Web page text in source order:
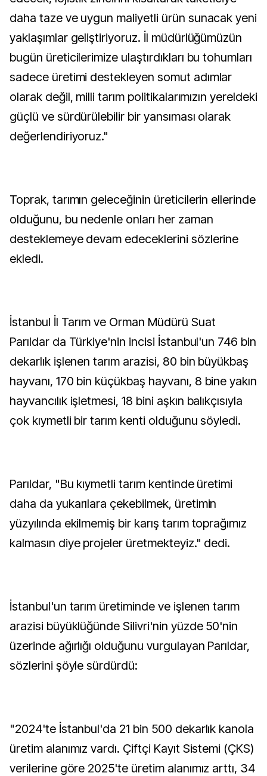
daha taze ve uygun maliyetli ürün sunacak yeni
yaklaşımlar geliştiriyoruz. İl müdürlüğümüzün
bugün üreticilerimize ulaştırdıkları bu tohumları
sadece üretimi destekleyen somut adımlar
olarak değil, milli tarım politikalarımızın yereldeki
güçlü ve sürdürülebilir bir yansıması olarak
değerlendiriyoruz."
Toprak, tarımın geleceğinin üreticilerin ellerinde
olduğunu, bu nedenle onları her zaman
desteklemeye devam edeceklerini sözlerine
ekledi.
İstanbul İl Tarım ve Orman Müdürü Suat
Parıldar da Türkiye'nin incisi İstanbul'un 746 bin
dekarlık işlenen tarım arazisi, 80 bin büyükbaş
hayvanı, 170 bin küçükbaş hayvanı, 8 bine yakın
hayvancılık işletmesi, 18 bini aşkın balıkçısıyla
çok kıymetli bir tarım kenti olduğunu söyledi.
Parıldar, "Bu kıymetli tarım kentinde üretimi
daha da yukarılara çekebilmek, üretimin
yüzyılında ekilmemiş bir karış tarım toprağımız
kalmasın diye projeler üretmekteyiz." dedi.
İstanbul'un tarım üretiminde ve işlenen tarım
arazisi büyüklüğünde Silivri'nin yüzde 50'nin
üzerinde ağırlığı olduğunu vurgulayan Parıldar,
sözlerini şöyle sürdürdü:
"2024'te İstanbul'da 21 bin 500 dekarlık kanola
üretim alanımız vardı. Çiftçi Kayıt Sistemi (ÇKS)
verilerine göre 2025'te üretim alanımız arttı, 34